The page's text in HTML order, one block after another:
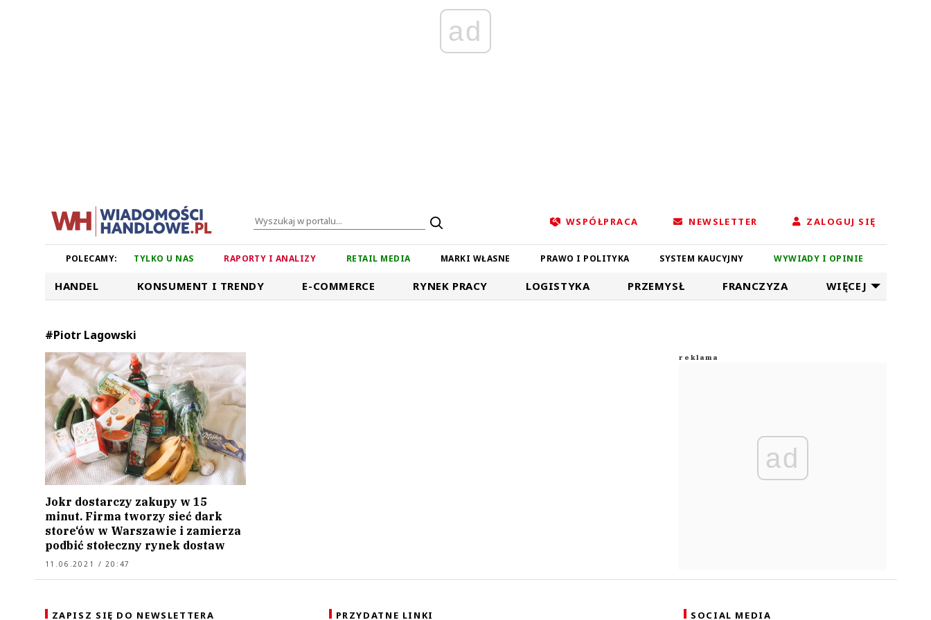
ad
WSPÓŁPRACA NEWSLETTER ZALOGUJ SIĘ
POLECAMY: TYLKO U NAS RAPORTY I ANALIZY RETAIL MEDIA MARKI WŁASNE PRAWO I POLITYKA SYSTEM KAUCYJNY WYWIADY I OPINIE
HANDEL KONSUMENT I TRENDY E-COMMERCE RYNEK PRACY LOGISTYKA PRZEMYSŁ FRANCZYZA WIĘCEJ
#Piotr Lagowski
Jokr dostarczy zakupy w 15
minut. Firma tworzy sieć dark
store‘ów w Warszawie i zamierza
podbić stołeczny rynek dostaw
11.06.2021 / 20:47
ad
ZAPISZ SIĘ DO NEWSLETTERA PRZYDATNE LINKI SOCIAL MEDIA